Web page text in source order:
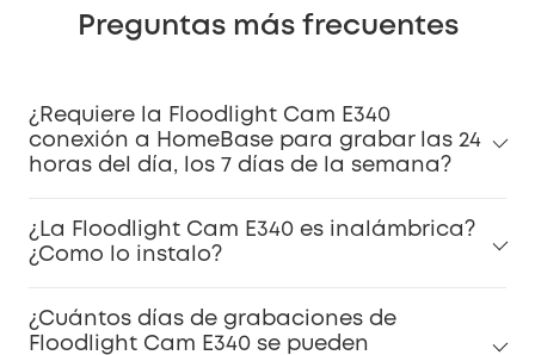
Preguntas más frecuentes
¿Requiere la Floodlight Cam E340
conexión a HomeBase para grabar las 24
horas del día, los 7 días de la semana?
¿La Floodlight Cam E340 es inalámbrica?
¿Como lo instalo?
¿Cuántos días de grabaciones de
Floodlight Cam E340 se pueden